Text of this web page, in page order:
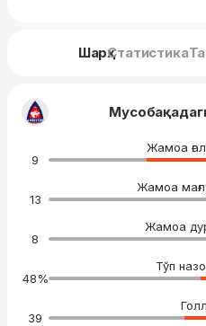
ШарҳСтатистика
Жамоа
9
Жамоа
13
Жамоа
8
Тўп
48%
39